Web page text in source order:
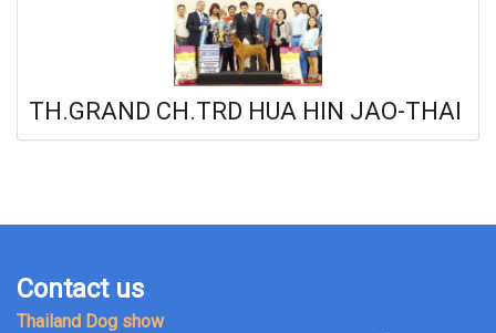
TH.GRAND CH.TRD HUA HIN JAO-THAI
Contact us
Thailand Dog show